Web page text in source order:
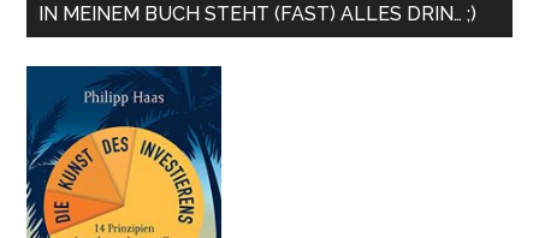
IN MEINEM BUCH STEHT (FAST) ALLES DRIN… ;)